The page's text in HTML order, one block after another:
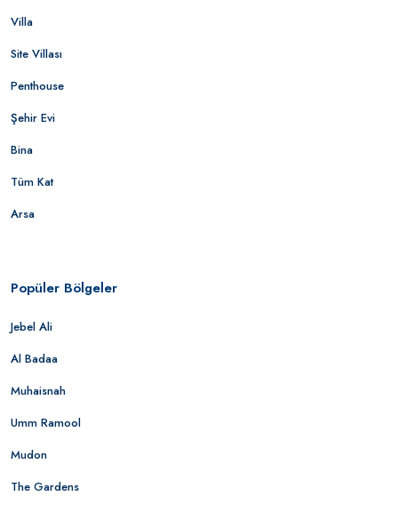
Villa
Site Villası
Penthouse
Şehir Evi
Bina
Tüm Kat
Arsa
Popüler Bölgeler
Jebel Ali
Al Badaa
Muhaisnah
Umm Ramool
Mudon
The Gardens